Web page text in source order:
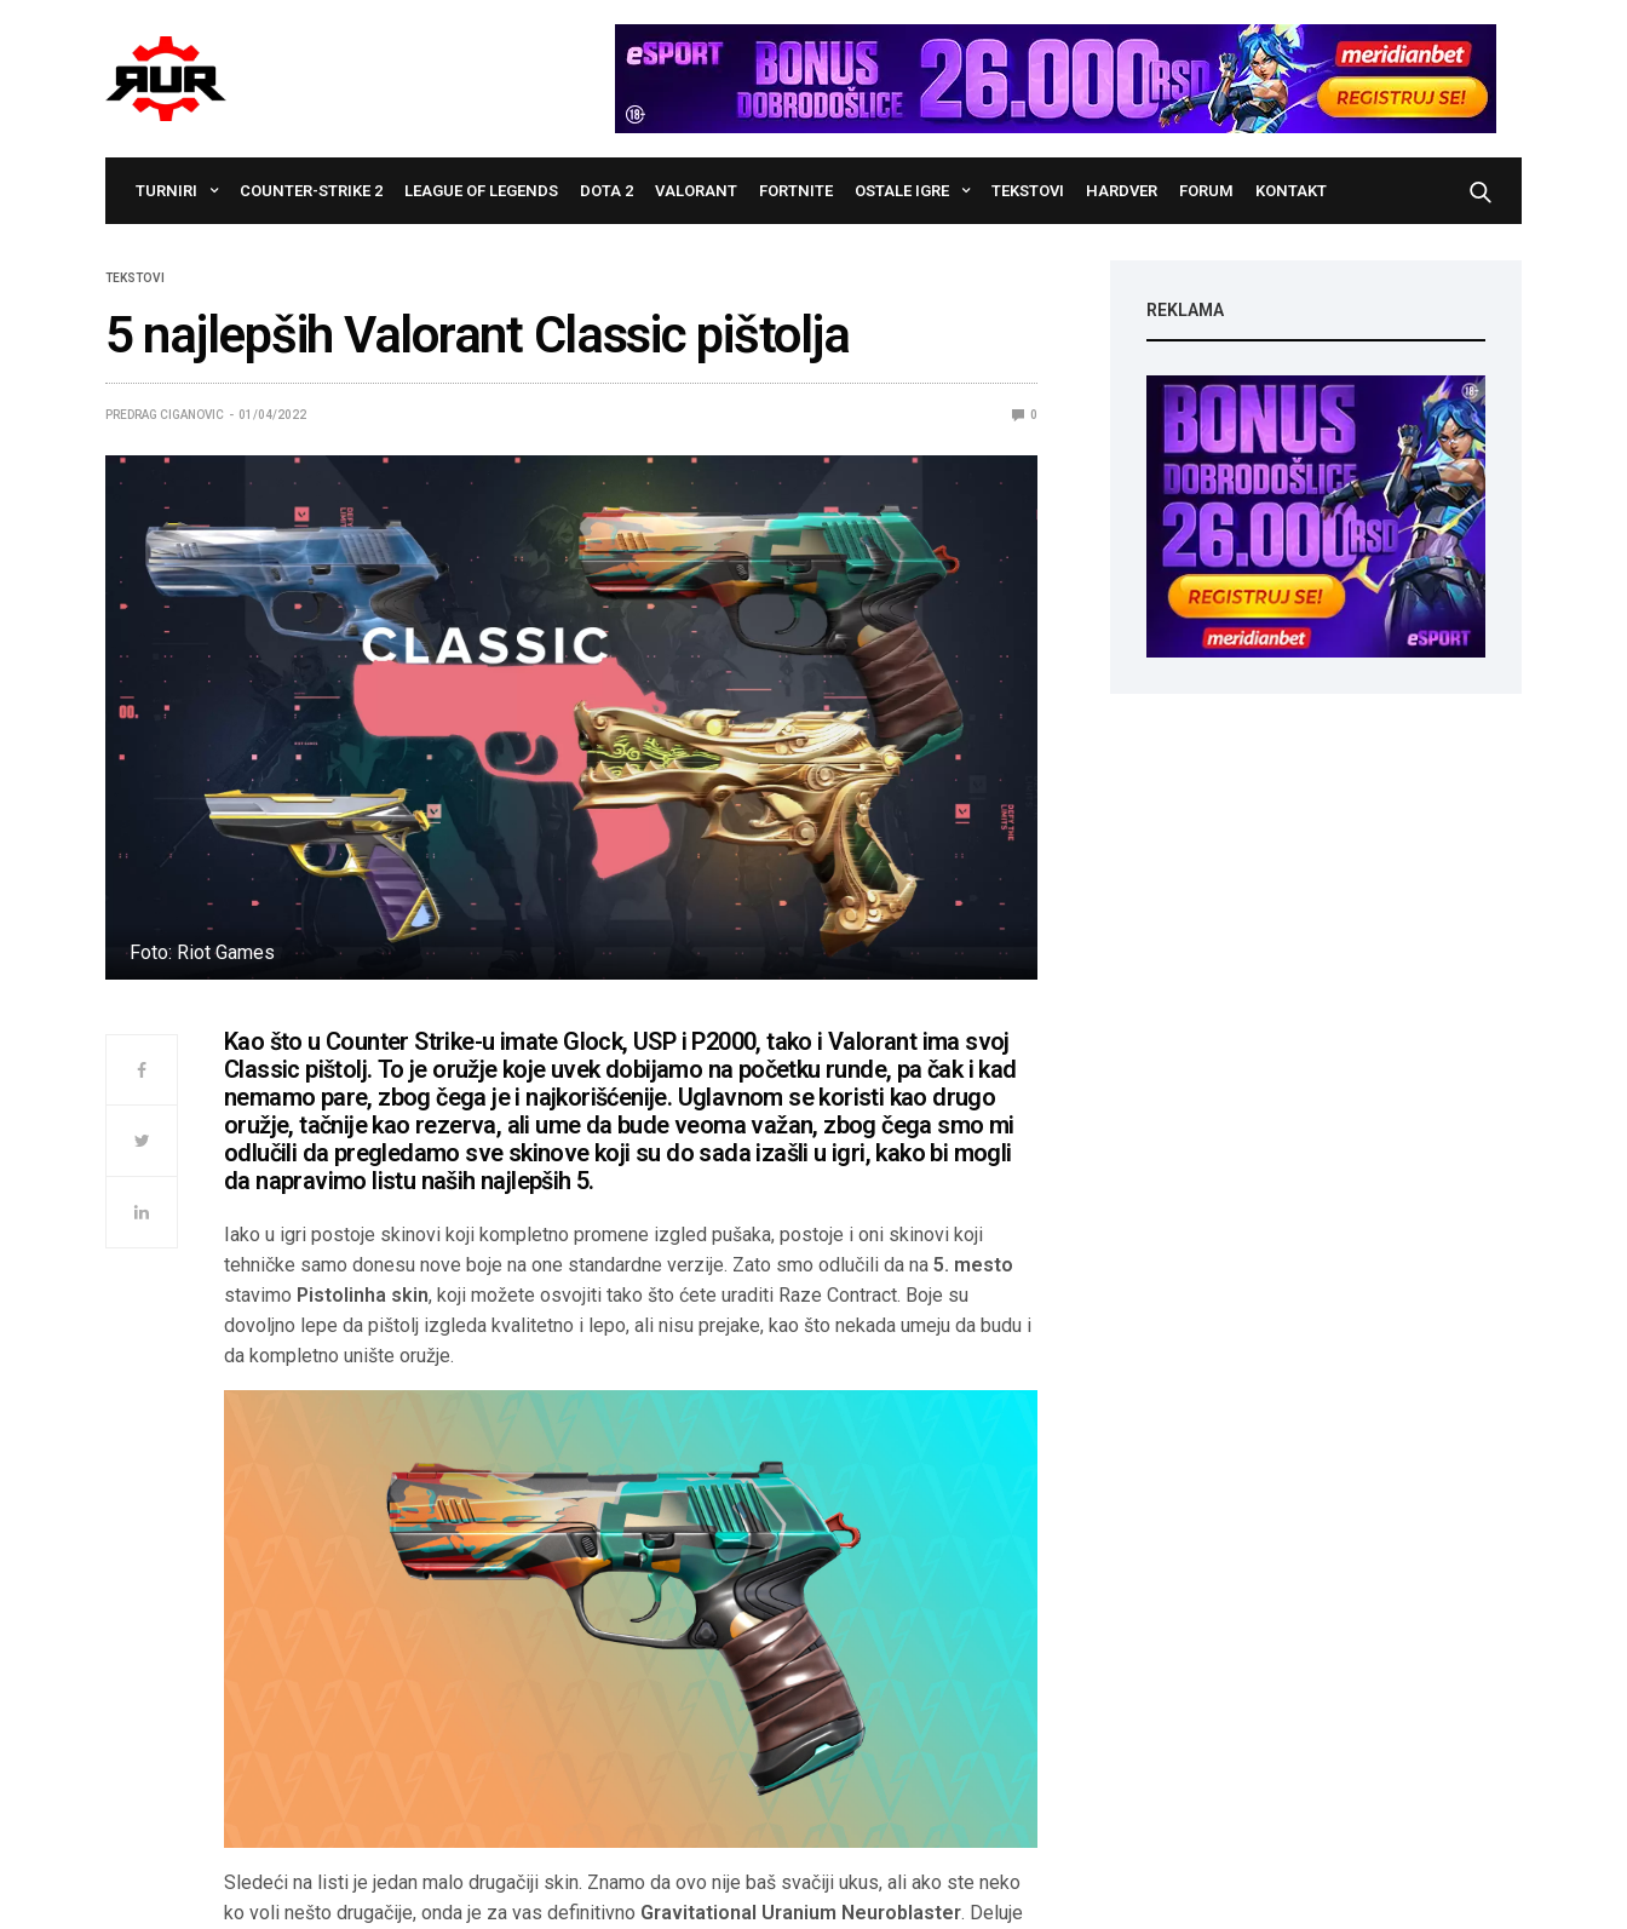
TURNIRI COUNTER-STRIKE 2 LEAGUE OF LEGENDS DOTA 2 VALORANT FORTNITE OSTALE IGRE TEKSTOVI HARDVER FORUM KONTAKT
TEKSTOVI
5 najlepših Valorant Classic pištolja
PREDRAG CIGANOVIC 01/04/2022 0
Foto: Riot Games
Kao što u Counter Strike-u imate Glock, USP i P2000, tako i Valorant ima svoj
Classic pištolj. To je oružje koje uvek dobijamo na početku runde, pa čak i kad
nemamo pare, zbog čega je i najkorišćenije. Uglavnom se koristi kao drugo
oružje, tačnije kao rezerva, ali ume da bude veoma važan, zbog čega smo mi
odlučili da pregledamo sve skinove koji su do sada izašli u igri, kako bi mogli
da napravimo listu naših najlepših 5.
Iako u igri postoje skinovi koji kompletno promene izgled pušaka, postoje i oni skinovi koji
tehničke samo donesu nove boje na one standardne verzije. Zato smo odlučili da na5. mesto
stavimo Pistolinha skin, koji možete osvojiti tako što ćete uraditi Raze Contract. Boje su
dovoljno lepe da pištolj izgleda kvalitetno i lepo, ali nisu prejake, kao što nekada umeju da budu i
da kompletno unište oružje.
Sledeći na listi je jedan malo drugačiji skin. Znamo da ovo nije baš svačiji ukus, ali ako ste neko
ko voli nešto drugačije, onda je za vas definitivno Gravitational Uranium Neuroblaster. Deluje
REKLAMA